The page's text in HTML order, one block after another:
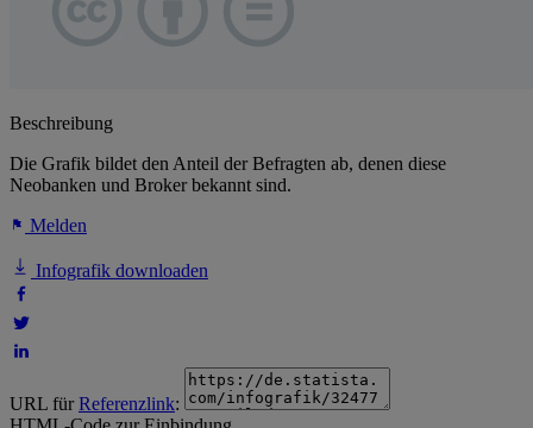
Beschreibung
Die Grafik bildet den Anteil der Befragten ab, denen diese
Neobanken und Broker bekannt sind.
Melden
Infografik downloaden
URL fürReferenzlink: